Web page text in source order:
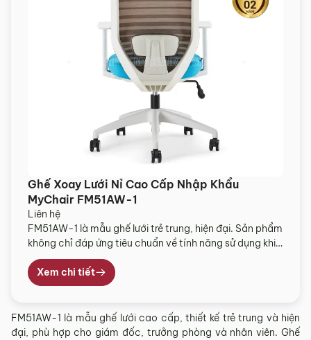
Ghế Xoay Lưới Nỉ Cao Cấp Nhập Khẩu
MyChair FM51AW-1
Liên hệ
FM51AW-1 là mẫu ghế lưới trẻ trung, hiện đại. Sản phẩm
không chỉ đáp ứng tiêu chuẩn về tính năng sử dụng khi
ngồi làm việc mà còn tạo ra xu hướng nội thất hiện đại
ở nơi công sở. Ghế MyChair FM51AW-1 được ưa
chuộng sử dụng cho Giám đốc, ghế trưởng phòng,
Xem chi tiết
FM51AW-1 là mẫu ghế lưới cao cấp, thiết kế trẻ trung và hiện
đại, phù hợp cho giám đốc, trưởng phòng và nhân viên. Ghế